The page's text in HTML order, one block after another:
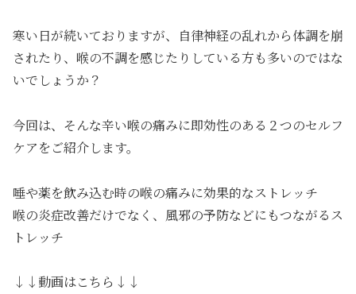
寒い日が続いておりますが、自律神経の乱れから体調を崩
されたり、喉の不調を感じたりしている方も多いのではな
いでしょうか？
今回は、そんな辛い喉の痛みに即効性のある２つのセルフ
ケアをご紹介します。
唾や薬を飲み込む時の喉の痛みに効果的なストレッチ
喉の炎症改善だけでなく、風邪の予防などにもつながるス
トレッチ
↓↓動画はこちら↓↓